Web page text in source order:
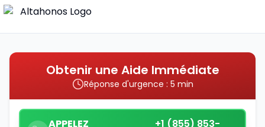
Obtenir une Aide Immédiate
Réponse d'urgence : 5 min
APPELEZ
+1 (855) 853-